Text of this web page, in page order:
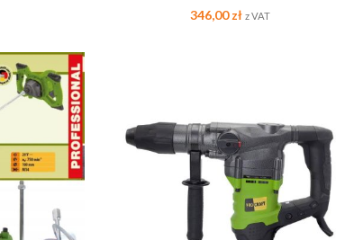
346,00zł z VAT